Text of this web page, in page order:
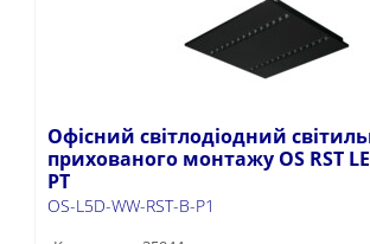
Офісний світлодіодний
прихованого монтажу OS RST
PT
OS-L5D-WW-RST-B-P1